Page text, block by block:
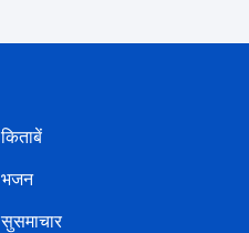
किताबें
भजन
सुसमाचार